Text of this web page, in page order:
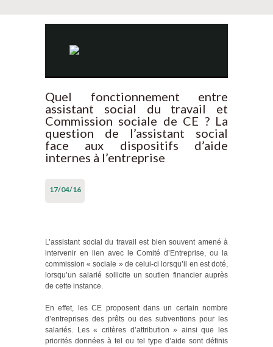
Quel fonctionnement entre
assistant social du travail et
Commission sociale de CE ? La
question de l’assistant social
face aux dispositifs d’aide
internes à l’entreprise
17/04/16
L’assistant social du travail est bien souvent amené à
intervenir en lien avec le Comité d’Entreprise, ou la
commission « sociale » de celui-ci lorsqu’il en est doté,
lorsqu’un salarié sollicite un soutien financier auprès
de cette instance.
En effet, les CE proposent dans un certain nombre
d’entreprises des prêts ou des subventions pour les
salariés. Les « critères d’attribution » ainsi que les
priorités données à tel ou tel type d’aide sont définis